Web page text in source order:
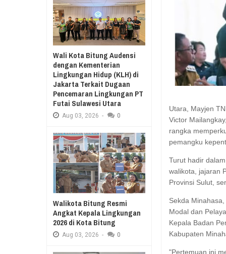
Aug
RESES II 2026, EUGENIE MANTIRI
Aug
Utara, Mayjen
Victor
rangka
pemangku
Turut hadir
walikota, jajaran
Provinsi Sulut,
Sekda
Modal dan
Kepala Badan
Kabupaten
"Pertemuan ini
Wali Kota Bitung Audensi
dengan Kementerian
Lingkungan Hidup (KLH) di
Jakarta Terkait Dugaan
Pencemaran Lingkungan PT
Futai Sulawesi Utara
Aug 03, 2026 - 0
Walikota Bitung Resmi
Angkat Kepala Lingkungan
2026 di Kota Bitung
Aug 03, 2026 - 0
SAMBUT HUT KE-78 TAHUN RI, SD GMIM 5
MANADO GELAR JALAN SEHAT PROGRAM
KURIKULUM MERDEKA BELAJAR
SDN 10 TUBABA
PILAR PANCASILA